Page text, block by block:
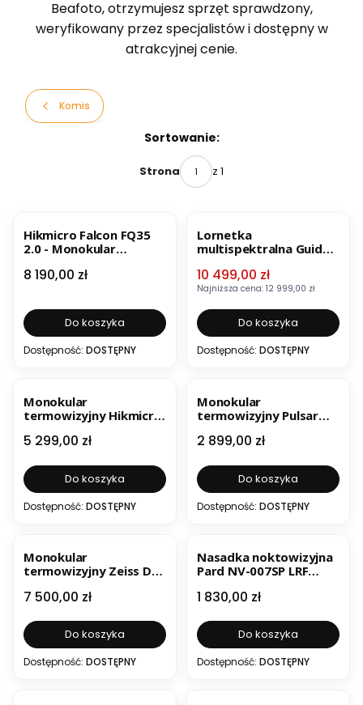
Beafoto, otrzymujesz sprzęt sprawdzony,
weryfikowany przez specjalistów i dostępny w
atrakcyjnej cenie.
Komis
Sortowanie:
Strona z 1
Hikmicro Falcon FQ35
2.0 - Monokular
Cena
8 190,00 zł
Do koszyka
Dostępność: DOSTĘPNY
Lornetka
multispektralna Guide
Cena promocyjna
10 499,00 zł
Najniższa cena: 12 999,00 zł
Do koszyka
Dostępność: DOSTĘPNY
Monokular
termowizyjny Hikmicro
Cena
5 299,00 zł
Do koszyka
Dostępność: DOSTĘPNY
Monokular
termowizyjny Pulsar
Cena
2 899,00 zł
Do koszyka
Dostępność: DOSTĘPNY
Monokular
termowizyjny Zeiss DTI
Cena
7 500,00 zł
Do koszyka
Dostępność: DOSTĘPNY
Nasadka noktowizyjna
Pard NV-007SP LRF
Cena
1 830,00 zł
Do koszyka
Dostępność: DOSTĘPNY